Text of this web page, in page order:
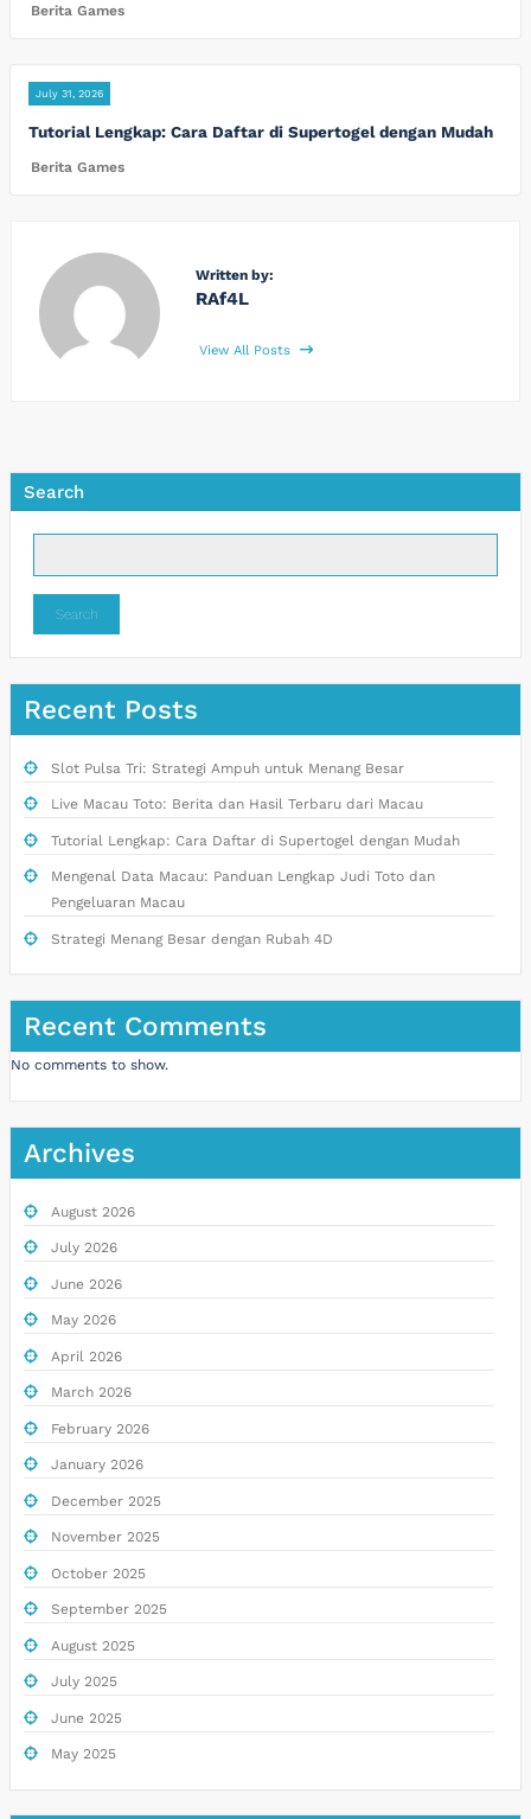
Berita Games
July 31, 2026
Tutorial Lengkap: Cara Daftar di Supertogel dengan Mudah
Berita Games
Written by:
RAf4L
View All Posts
Search
Search
Recent Posts
Slot Pulsa Tri: Strategi Ampuh untuk Menang Besar
Live Macau Toto: Berita dan Hasil Terbaru dari Macau
Tutorial Lengkap: Cara Daftar di Supertogel dengan Mudah
Mengenal Data Macau: Panduan Lengkap Judi Toto dan
Pengeluaran Macau
Strategi Menang Besar dengan Rubah 4D
Recent Comments
No comments to show.
Archives
August 2026
July 2026
June 2026
May 2026
April 2026
March 2026
February 2026
January 2026
December 2025
November 2025
October 2025
September 2025
August 2025
July 2025
June 2025
May 2025